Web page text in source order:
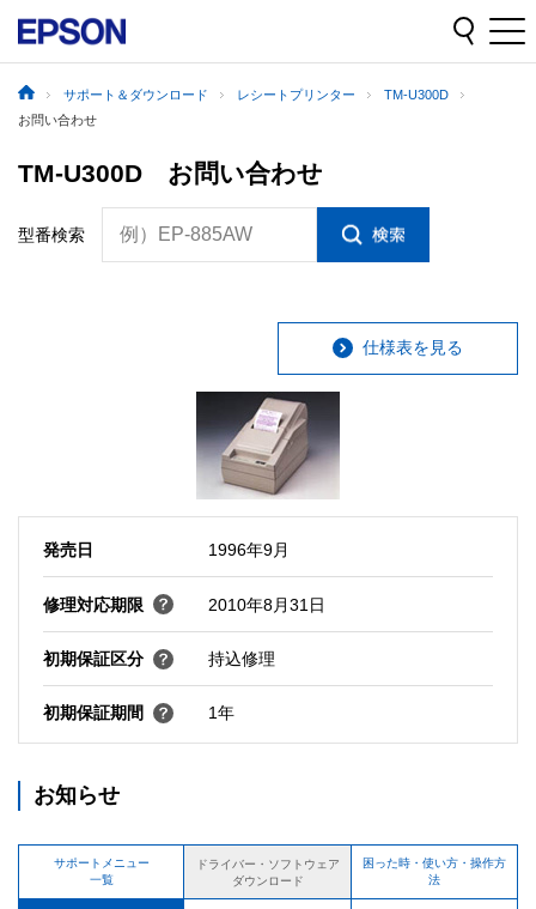
サポート＆ダウンロード レシートプリンター
TM-U300D
お問い合わせ
TM-U300D お問い合わせ
型番検索 例）EP-885AW
仕様表を見る
発売日 1996年9月
修理対応期限 2010年8月31日
初期保証区分 持込修理
初期保証期間 1年
お知らせ
サポートメニュー
一覧
ドライバー・ソフトウェア
ダウンロード
困った時・使い方・操作方
法